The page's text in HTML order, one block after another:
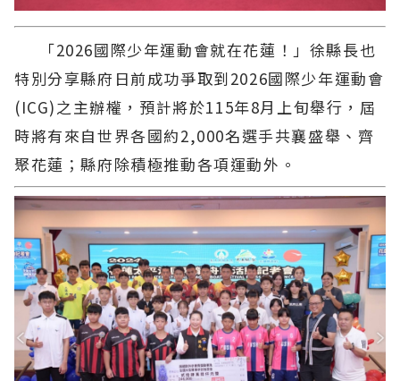
「2026國際少年運動會就在花蓮！」徐縣長也
特別分享縣府日前成功爭取到2026國際少年運動會
(ICG)之主辦權，預計將於115年8月上旬舉行，屆
時將有來自世界各國約2,000名選手共襄盛舉、齊
聚花蓮；縣府除積極推動各項運動外。